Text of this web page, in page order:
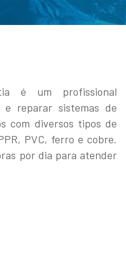
é um profissional
e reparar sistemas de
com diversos tipos de
PVC, ferro e cobre.
por dia para atender